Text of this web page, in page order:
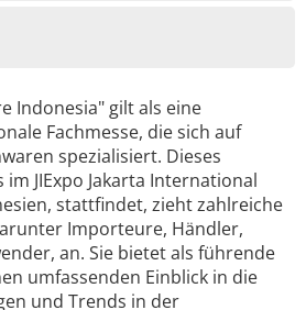
Indonesia" gilt als eine
Fachmesse, die sich auf
spezialisiert. Dieses
JIExpo Jakarta International
stattfindet, zieht zahlreiche
Importeure, Händler,
an. Sie bietet als führende
umfassenden Einblick in die
und Trends in der